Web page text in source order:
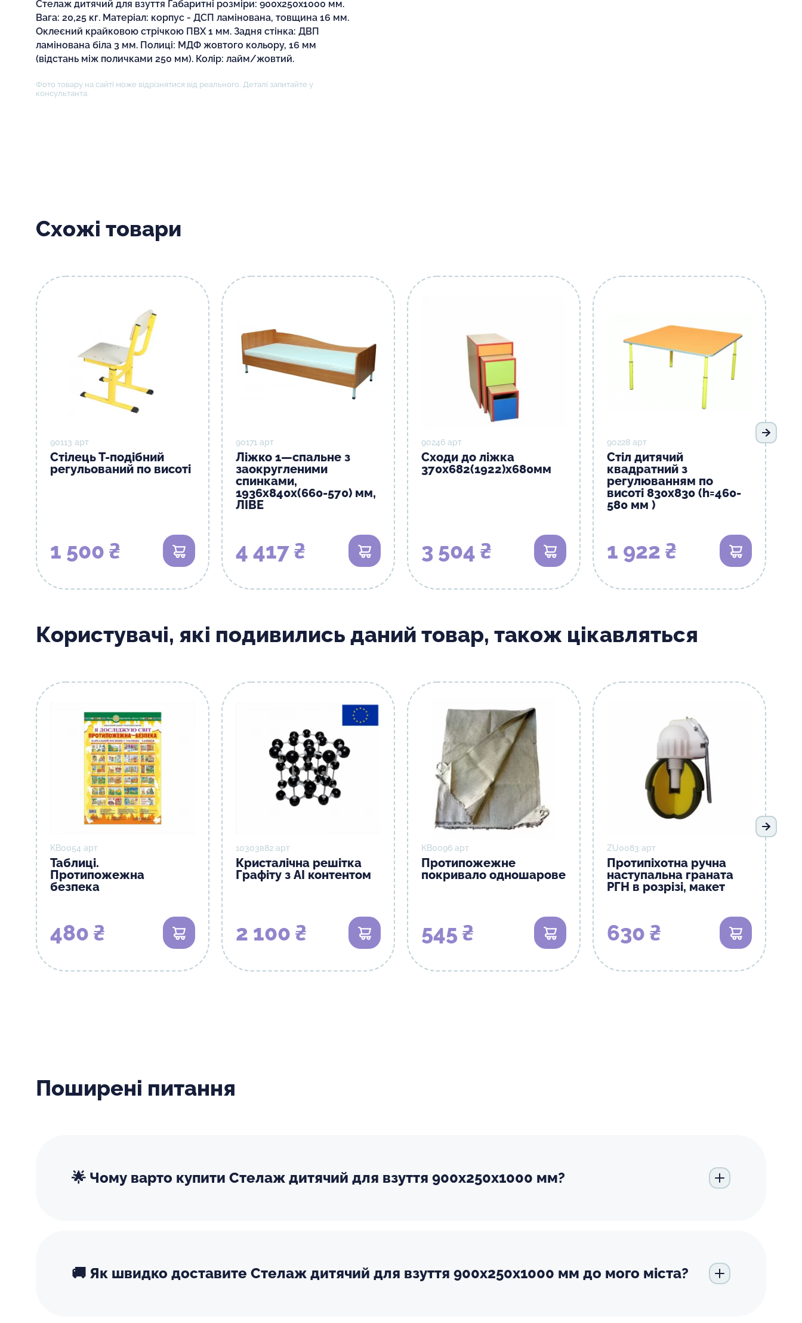
Стелаж дитячий для взуття Габаритні розміри: 900х250х1000 мм.
Вага: 20,25 кг. Матеріал: корпус - ДСП ламінована, товщина 16 мм.
Оклеєний крайковою стрічкою ПВХ 1 мм. Задня стінка: ДВП
ламінована біла 3 мм. Полиці: МДФ жовтого кольору, 16 мм
(відстань між поличками 250 мм). Колір: лайм/жовтий.
Фото товару на сайті може відрізнятися від реального. Деталі запитайте у
консультанта.
Схожі товари
90113 арт
Стілець Т-подібний
регульований по висоті
1 500 ₴ В кошик
90171 арт
Ліжко 1—спальне з
заокругленими
спинками,
1936х840х(660-570) мм,
ЛІВЕ
4 417 ₴ В кошик
90246 арт
Сходи до ліжка
370х682(1922)х680мм
3 504 ₴ В кошик
90228 арт
Стіл дитячий
квадратний з
регулюванням по
висоті 830х830 (h=460-
580 мм )
1 922 ₴ В кошик
Користувачі, які подивились даний товар, також цікавляться
KB0054 арт
Таблиці.
Протипожежна
безпека
480 ₴ В кошик
10303в82 арт
Кристалічна решітка
Графіту з AI контентом
2 100 ₴ В кошик
KB0096 арт
Протипожежне
покривало одношарове
545 ₴ В кошик
ZU0083 арт
Протипіхотна ручна
наступальна граната
РГН в розрізі, макет
630 ₴ В кошик
Поширені питання
🌟 Чому варто купити Стелаж дитячий для взуття 900х250х1000 мм?
🚚 Як швидко доставите Стелаж дитячий для взуття 900х250х1000 мм до мого міста?